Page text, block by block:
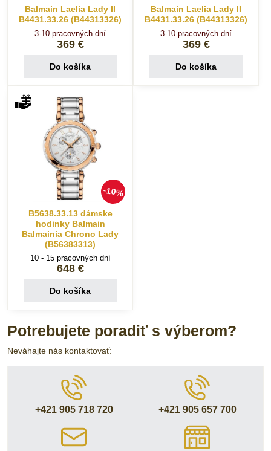
Balmain Laelia Lady II
B4431.33.26 (B44313326)
3-10 pracovných dní
369 €
Do košíka
Balmain Laelia Lady II
B4431.33.26 (B44313326)
3-10 pracovných dní
369 €
Do košíka
10%
B5638.33.13 dámske
hodinky Balmain
Balmainia Chrono Lady
(B56383313)
10 - 15 pracovných dní
648 €
Do košíka
Potrebujete poradiť s výberom?
Neváhajte nás kontaktovať:
+421 905 718 720 +421 905 657 700